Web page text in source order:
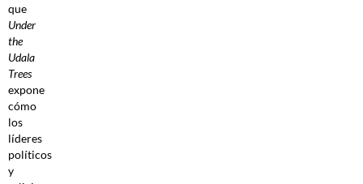
que
Under
the
Udala
Trees
expone
cómo
los
líderes
políticos
y